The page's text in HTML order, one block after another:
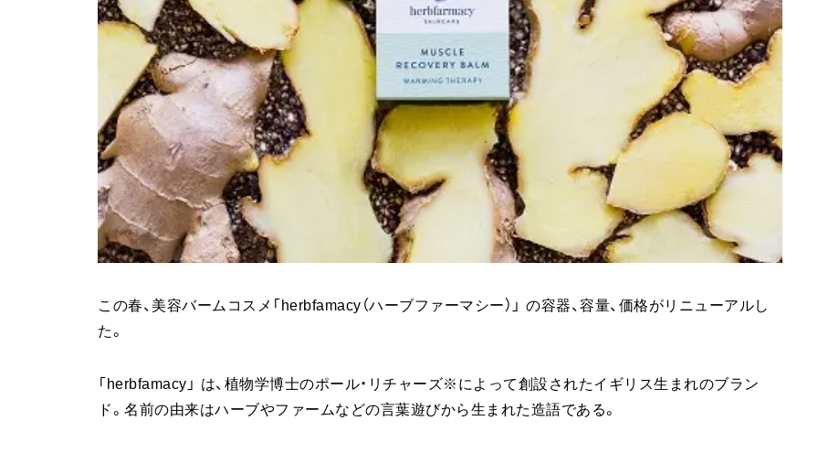
この春、美容バームコスメ「herbfamacy（ハーブファーマシー）」 の容器、容量、価格がリニューアルし
た。
「herbfamacy」 は、植物学博士のポール・リチャーズ※によって創設されたイギリス生まれのブラン
ド。名前の由来はハーブやファームなどの言葉遊びから生まれた造語である。